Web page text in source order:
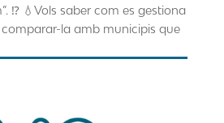
⁉️ 💧Vols saber com es gestiona
comparar-la amb municipis que